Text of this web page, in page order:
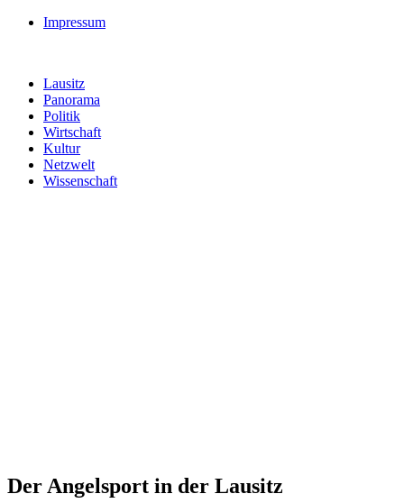
Impressum
Lausitz
Panorama
Politik
Wirtschaft
Kultur
Netzwelt
Wissenschaft
Der Angelsport in der Lausitz